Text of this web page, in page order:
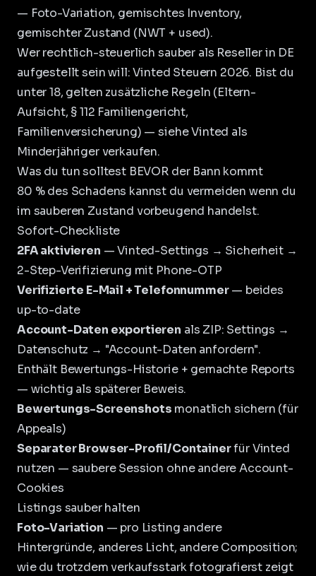
— Foto-Variation, gemischtes Inventory,
gemischter Zustand (NWT + used).
Wer rechtlich-steuerlich sauber als Reseller in DE
aufgestellt sein will:Vinted Steuern 2026. Bist du
unter 18, gelten zusätzliche Regeln (Eltern-
Aufsicht, § 112 Familiengericht,
Familienversicherung) — sieheVinted als
Minderjähriger verkaufen.
Was du tun solltest BEVOR der Bann kommt
80 % des Schadens kannst du vermeiden wenn du
im sauberen Zustand vorbeugend handelst.
Sofort-Checkliste
2FA aktivieren — Vinted-Settings → Sicherheit →
2-Step-Verifizierung mit Phone-OTP
Verifizierte E-Mail + Telefonnummer— beides
up-to-date
Account-Daten exportieren als ZIP: Settings →
Datenschutz → "Account-Daten anfordern".
Enthält Bewertungs-Historie + gemachte Reports
— wichtig als späterer Beweis.
Bewertungs-Screenshots monatlich sichern (für
Appeals)
Separater Browser-Profil/Containerfür Vinted
nutzen — saubere Session ohne andere Account-
Cookies
Listings sauber halten
Foto-Variation — pro Listing andere
Hintergründe, anderes Licht, andere Composition;
wie du trotzdem verkaufsstark fotografierst zeigt